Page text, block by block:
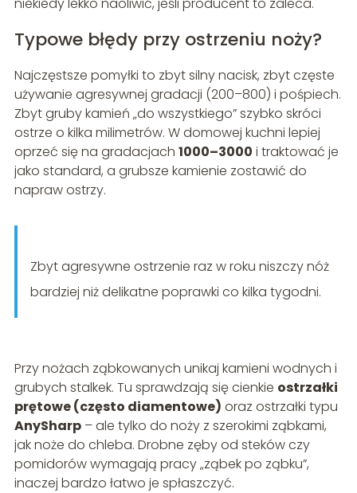
Typowe błędy przy ostrzeniu noży?
Najczęstsze pomyłki to zbyt silny nacisk, zbyt częste
używanie agresywnej gradacji (200–800) i pośpiech.
Zbyt gruby kamień „do wszystkiego” szybko skróci
ostrze o kilka milimetrów. W domowej kuchni lepiej
oprzeć się na gradacjach 1000–3000 i traktować je
jako standard, a grubsze kamienie zostawić do
napraw ostrzy.
Zbyt agresywne ostrzenie raz w roku niszczy nóż
bardziej niż delikatne poprawki co kilka tygodni.
Przy nożach ząbkowanych unikaj kamieni wodnych i
grubych stalkek. Tu sprawdzają się cienkie ostrzałki
prętowe (często diamentowe) oraz ostrzałki typu
AnySharp– ale tylko do noży z szerokimi ząbkami,
jak noże do chleba. Drobne zęby od steków czy
pomidorów wymagają pracy „ząbek po ząbku”,
inaczej bardzo łatwo je spłaszczyć.